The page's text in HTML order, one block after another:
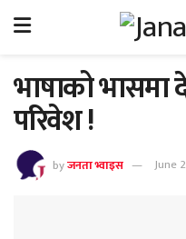
भाषाको
परिवेश !
byजनता भ्वाइस June